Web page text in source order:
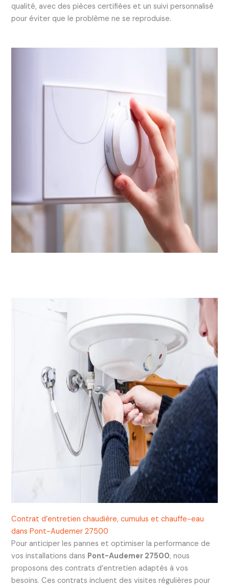
qualité, avec des pièces certifiées et un suivi personnalisé
pour éviter que le problème ne se reproduise.
Contrat d’entretien chaudière, cumulus et chauffe-eau
dans Pont-Audemer 27500
Pour anticiper les pannes et optimiser la performance de
vos installations dans Pont-Audemer 27500, nous
proposons des contrats d’entretien adaptés à vos
besoins. Ces contrats incluent des visites régulières pour